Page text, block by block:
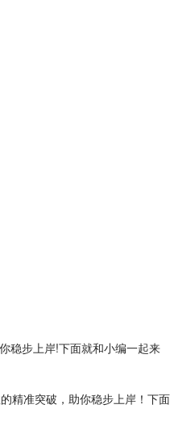
稳步上岸!下面就和小编一起来
精准突破，助你稳步上岸！下面